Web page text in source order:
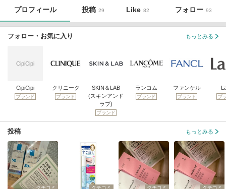
プロフィール 投稿 29 Like 82 フォロー 93
フォロー・お気に入り もっとみる
CipiCipi
CipiCipi
ブランド
クリニーク
ブランド
SKIN＆LAB
(スキンアンド
ラブ)
ブランド
ランコム
ブランド
ファンケル
ブランド ブ
投稿 もっとみる